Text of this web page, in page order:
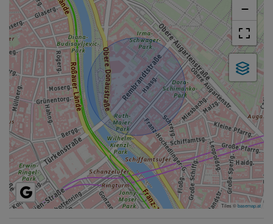
−
Tiles ©basemap.at